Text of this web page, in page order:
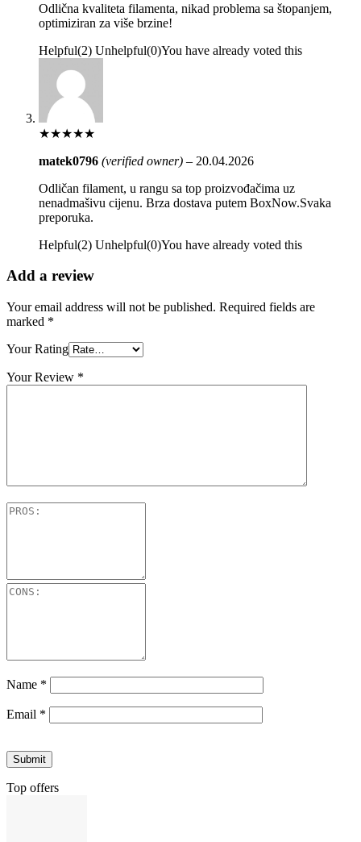
Odlična kvaliteta filamenta, nikad problema sa štopanjem,
optimiziran za više brzine!
Helpful(2) Unhelpful(0)You have already voted this
★★★★★
matek0796 (verified owner) – 20.04.2026
Odličan filament, u rangu sa top proizvođačima uz
nenadmašivu cijenu. Brza dostava putem BoxNow.Svaka
preporuka.
Helpful(2) Unhelpful(0)You have already voted this
Add a review
Your email address will not be published. Required fields are
marked *
Your Rating
Your Review *
Name *
Email *
Top offers